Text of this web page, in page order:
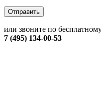
или звоните по
7 (495) 134-00-53